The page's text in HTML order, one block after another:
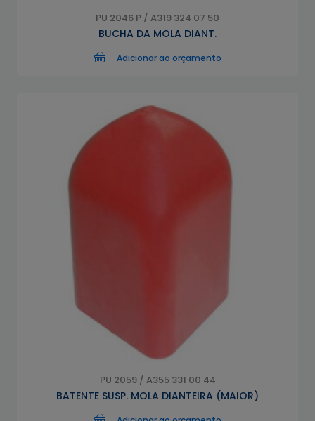
PU 2046 P / A319 324 07 50
BUCHA DA MOLA DIANT.
Adicionar ao orçamento
PU 2059 / A355 331 00 44
BATENTE SUSP. MOLA DIANTEIRA (MAIOR)